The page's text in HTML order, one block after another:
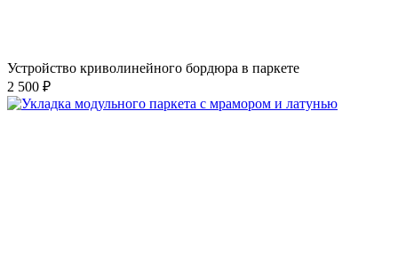
Устройство криволинейного бордюра в паркете
2 500 ₽